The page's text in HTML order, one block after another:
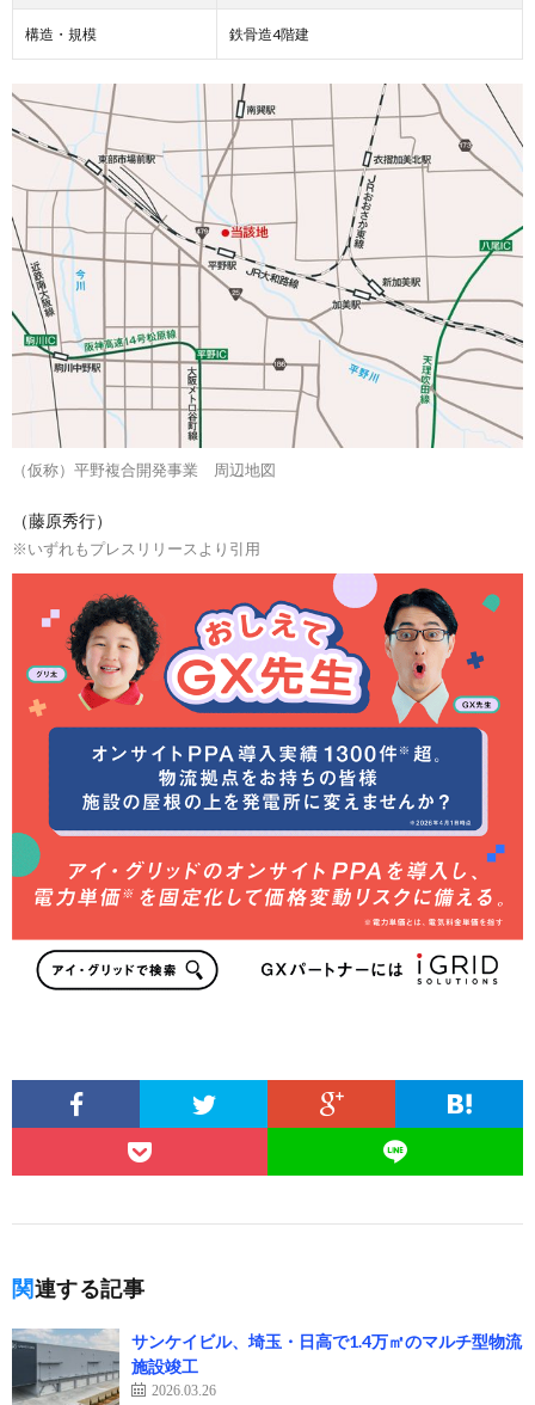
構造・規模 鉄骨造4階建
（仮称）平野複合開発事業 周辺地図
（藤原秀行）
※いずれもプレスリリースより引用
関連する記事
サンケイビル、埼玉・日高で1.4万㎡のマルチ型物流
施設竣工
2026.03.26